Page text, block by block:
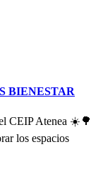
BIENESTAR
CEIP Atenea ☀️🌳
los espacios